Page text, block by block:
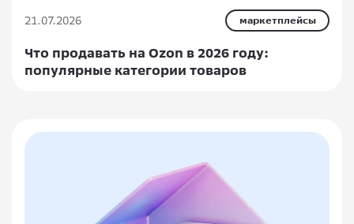
21.07.2026 маркетплейсы
Что продавать на Ozon в 2026 году:
популярные категории товаров